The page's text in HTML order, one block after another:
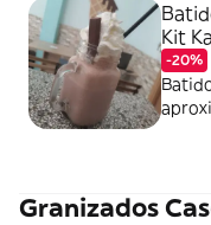
Kit
-20%
que
de
Granizados